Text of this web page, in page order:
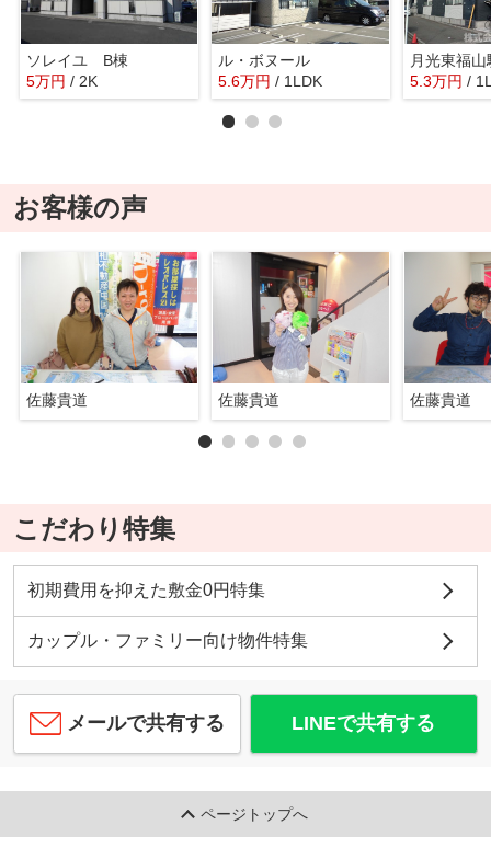
ソレイユ B棟
5万円 / 2K
ル・ボヌール
5.6万円 / 1LDK
月光東福山
5.3万円 /
お客様の声
佐藤貴道 佐藤貴道 佐藤貴道
こだわり特集
初期費用を抑えた敷金0円特集
カップル・ファミリー向け物件特集
メールで共有する LINEで共有する
ページトップへ